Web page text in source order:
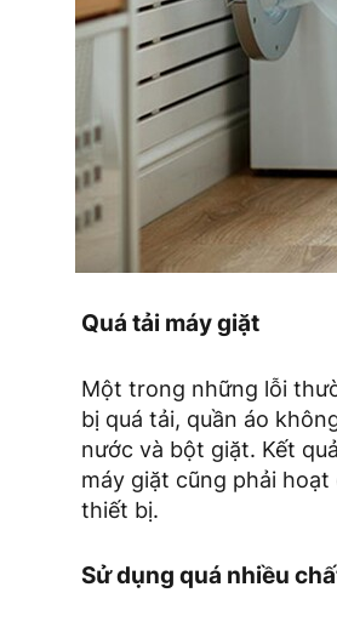
Quá tải máy giặt
Một trong những lỗi
bị quá tải, quần áo
nước và bột giặt. Kết
máy giặt cũng phải
thiết bị.
Sử dụng quá nhiều